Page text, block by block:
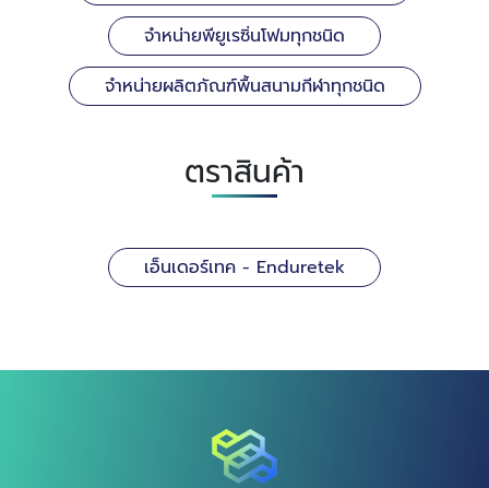
จำหน่ายพียูเรซิ่นโฟมทุกชนิด
จำหน่ายผลิตภัณฑ์พื้นสนามกีฬาทุกชนิด
ตราสินค้า
เอ็นเดอร์เทค - Enduretek